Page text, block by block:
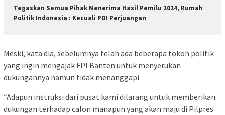
Tegaskan Semua Pihak Menerima Hasil Pemilu 2024, Rumah
Politik Indonesia : Kecuali PDI Perjuangan
Meski, kata dia, sebelumnya telah ada beberapa tokoh politik
yang ingin mengajak FPI Banten untuk menyerukan
dukungannya namun tidak menanggapi.
“Adapun instruksi dari pusat kami dilarang untuk memberikan
dukungan terhadap calon manapun yang akan maju di Pilpres